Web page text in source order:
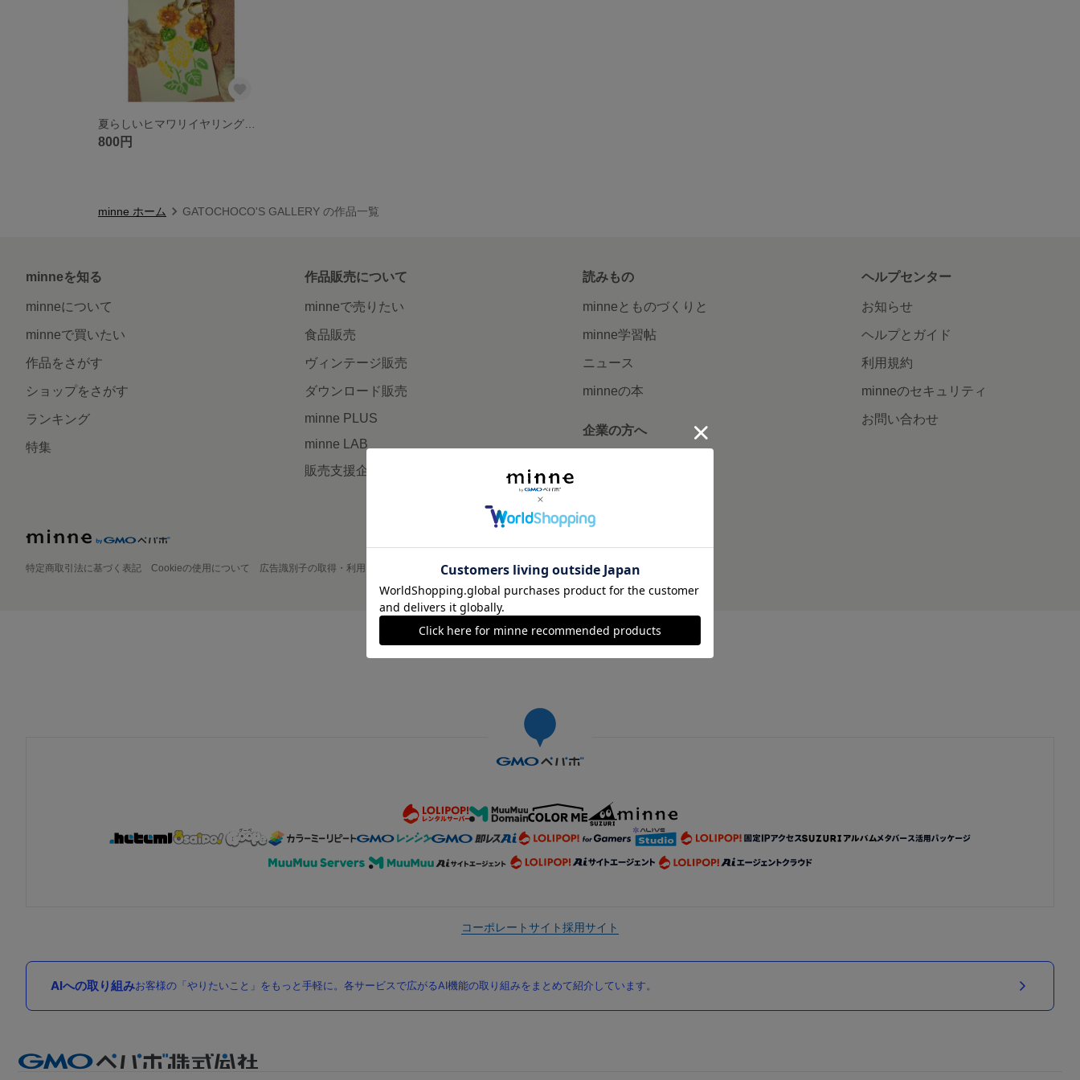
800円
minne ホーム GATOCHOCO'S GALLERY の作品一覧
minneを知る
minneについて
minneで買いたい
作品をさがす
ショップをさがす
ランキング
特集
作品販売について
minneで売りたい
食品販売
ヴィンテージ販売
ダウンロード販売
minne PLUS
minne LAB
販売支援企画・イベント
読みもの
minneとものづくりと
minne学習帖
ニュース
minneの本
企業の方へ
ヘルプセンター
お知らせ
ヘルプとガイド
利用規約
minneのセキュリティ
お問い合わせ
特定商取引法に基づく表記 Cookieの使用について 広告識別子の取得・利用 プライバシーポリシー 会社概要 採用情報 メディアキット
©GMO Pepabo, Inc. All rights reserved.
コーポレートサイト採用サイト
AIへの取り組みお客様の「やりたいこと」をもっと手軽に。各サービスで広がるAI機能の取り組みをまとめて紹介しています。